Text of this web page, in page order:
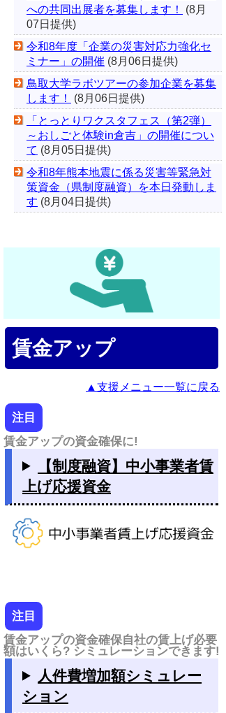
への共同出展者を募集します！
(8月
07日提供)
令和8年度「企業の災害対応力強化セ
ミナー」の開催 (8月06日提供)
鳥取大学ラボツアーの参加企業を募集
します！
(8月06日提供)
「とっとりワクスタフェス（第2弾）
～おしごと体験in倉吉」の開催につい
て (8月05日提供)
令和8年熊本地震に係る災害等緊急対
策資金（県制度融資）を本日発動しま
す (8月04日提供)
賃金アップ
▲支援メニュー一覧に戻る
注目
賃金アップの資金確保に!
【制度融資】中小事業者賃
上げ応援資金
注目
賃金アップの資金確保自社の賃上げ必要
額はいくら? シミュレーションできます!
人件費増加額シミュレー
ション